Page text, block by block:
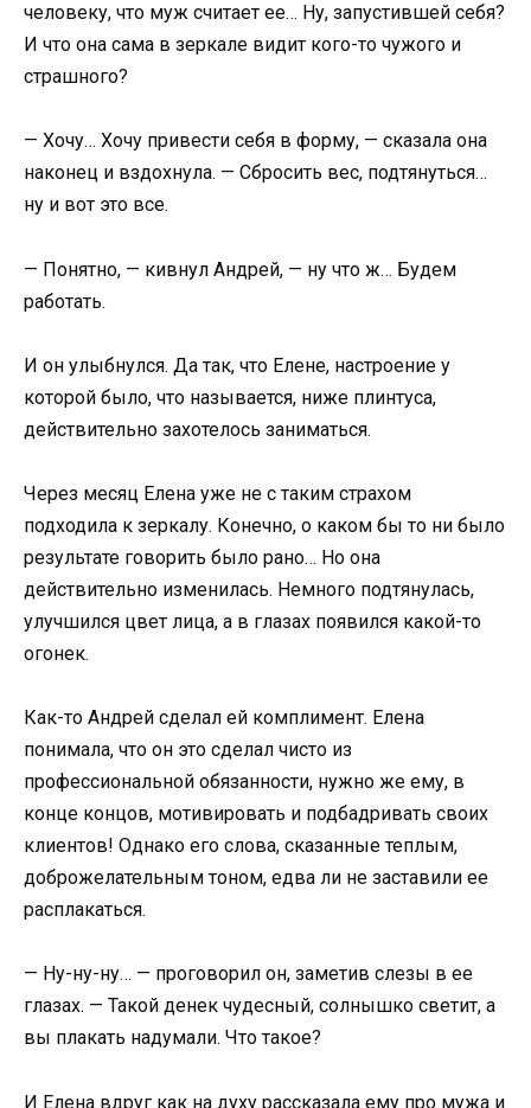
человеку, что муж считает ее… Ну, запустившей себя?
И что она сама в зеркале видит кого-то чужого и
страшного?
— Хочу… Хочу привести себя в форму, — сказала она
наконец и вздохнула. — Сбросить вес, подтянуться…
ну и вот это все.
— Понятно, — кивнул Андрей, — ну что ж… Будем
работать.
И он улыбнулся. Да так, что Елене, настроение у
которой было, что называется, ниже плинтуса,
действительно захотелось заниматься.
Через месяц Елена уже не с таким страхом
подходила к зеркалу. Конечно, о каком бы то ни было
результате говорить было рано… Но она
действительно изменилась. Немного подтянулась,
улучшился цвет лица, а в глазах появился какой-то
огонек.
Как-то Андрей сделал ей комплимент. Елена
понимала, что он это сделал чисто из
профессиональной обязанности, нужно же ему, в
конце концов, мотивировать и подбадривать своих
клиентов! Однако его слова, сказанные теплым,
доброжелательным тоном, едва ли не заставили ее
расплакаться.
— Ну-ну-ну… — проговорил он, заметив слезы в ее
глазах. — Такой денек чудесный, солнышко светит, а
вы плакать надумали. Что такое?
И Елена вдруг как на духу рассказала ему про мужа и